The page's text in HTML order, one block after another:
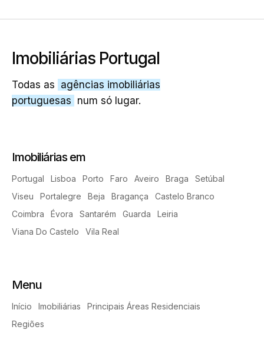
Imobiliárias Portugal
Todas as agências imobiliárias
portuguesas num só lugar.
Imobiliárias em
Portugal Lisboa Porto Faro Aveiro Braga
Setúbal
Viseu
Portalegre Beja Bragança
Castelo Branco
Coimbra
Évora Santarém Guarda
Leiria
Viana Do Castelo
Vila Real
Menu
Início Imobiliárias
Principais Áreas Residenciais
Regiões